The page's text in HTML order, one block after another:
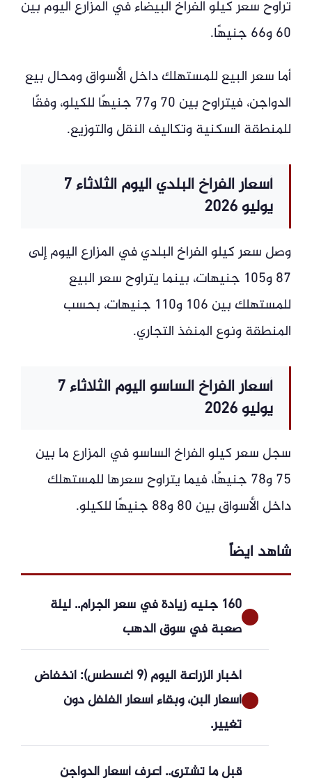
تراوح سعر كيلو الفراخ البيضاء في المزارع اليوم بين
60 و66 جنيهًا.
أما سعر البيع للمستهلك داخل الأسواق ومحال بيع
الدواجن، فيتراوح بين 70 و77 جنيهًا للكيلو، وفقًا
للمنطقة السكنية وتكاليف النقل والتوزيع.
أسعار الفراخ البلدي اليوم الثلاثاء 7
يوليو 2026
وصل سعر كيلو الفراخ البلدي في المزارع اليوم إلى
87 و105 جنيهات، بينما يتراوح سعر البيع
للمستهلك بين 106 و110 جنيهات، بحسب
المنطقة ونوع المنفذ التجاري.
أسعار الفراخ الساسو اليوم الثلاثاء 7
يوليو 2026
سجل سعر كيلو الفراخ الساسو في المزارع ما بين
75 و78 جنيهًا، فيما يتراوح سعرها للمستهلك
داخل الأسواق بين 80 و88 جنيهًا للكيلو.
شاهد ايضاً
160 جنيه زيادة في سعر الجرام.. ليلة
صعبة في سوق الدهب
أخبار الزراعة اليوم (9 أغسطس): انخفاض
أسعار البن، وبقاء أسعار الفلفل دون
تغيير.
قبل ما تشتري.. اعرف أسعار الدواجن